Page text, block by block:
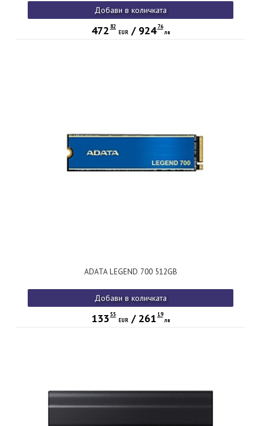
Добави в количката
472 82
EUR/ 924 76
лв
ADATA LEGEND 700 512GB
Добави в количката
133 55
EUR/ 261 19
лв